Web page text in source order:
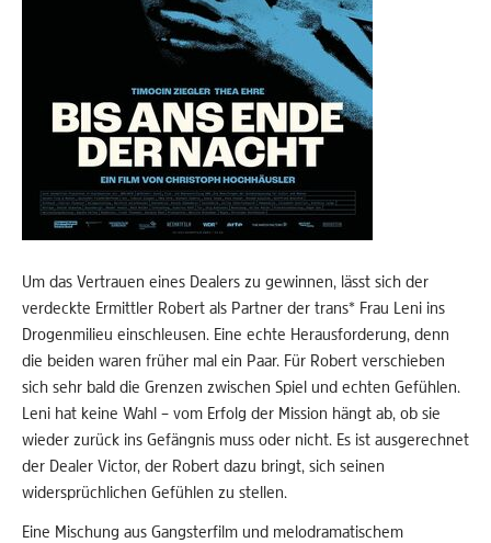
Um das Vertrauen eines Dealers zu gewinnen, lässt sich der
verdeckte Ermittler Robert als Partner der trans* Frau Leni ins
Drogenmilieu einschleusen. Eine echte Herausforderung, denn
die beiden waren früher mal ein Paar. Für Robert verschieben
sich sehr bald die Grenzen zwischen Spiel und echten Gefühlen.
Leni hat keine Wahl – vom Erfolg der Mission hängt ab, ob sie
wieder zurück ins Gefängnis muss oder nicht. Es ist ausgerechnet
der Dealer Victor, der Robert dazu bringt, sich seinen
widersprüchlichen Gefühlen zu stellen.
Eine Mischung aus Gangsterfilm und melodramatischem